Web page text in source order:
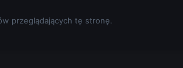
przeglądających tę stronę.